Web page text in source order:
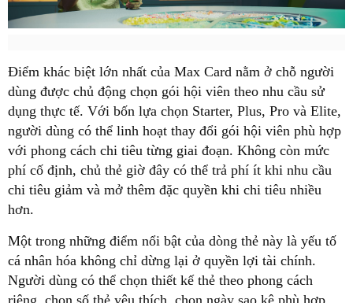
Điểm khác biệt lớn nhất của Max Card nằm ở chỗ người
dùng được chủ động chọn gói hội viên theo nhu cầu sử
dụng thực tế. Với bốn lựa chọn Starter, Plus, Pro và Elite,
người dùng có thể linh hoạt thay đổi gói hội viên phù hợp
với phong cách chi tiêu từng giai đoạn. Không còn mức
phí cố định, chủ thẻ giờ đây có thể trả phí ít khi nhu cầu
chi tiêu giảm và mở thêm đặc quyền khi chi tiêu nhiều
hơn.
Một trong những điểm nổi bật của dòng thẻ này là yếu tố
cá nhân hóa không chỉ dừng lại ở quyền lợi tài chính.
Người dùng có thể chọn thiết kế thẻ theo phong cách